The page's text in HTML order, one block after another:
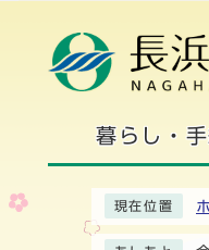
暮らし・
現在位置